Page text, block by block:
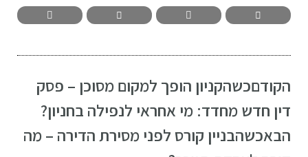
הקודםכשהקניון הופך למקום מסוכן – פסק
דין חדש מחדד: מי אחראי לנפילה בחניון?
הבאכשהבניין קורס לפני מסירת הדירה – מה